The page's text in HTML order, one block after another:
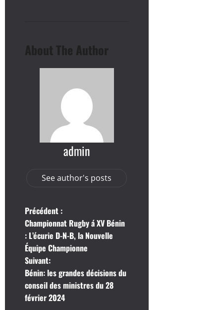
About The Author
admin
See author's posts
N
a
v
i
g
Précédent :
Championnat Rugby á XV Bénin
: L’écurie D-N-B, la Nouvelle
Équipe Championne
Suivant:
Bénin: les grandes décisions du
conseil des ministres du 28
février 2024